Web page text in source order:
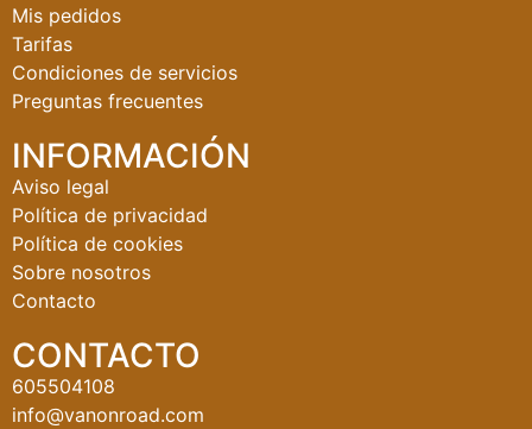
Mis pedidos
Tarifas
Condiciones de servicios
Preguntas frecuentes
INFORMACIÓN
Aviso legal
Política de privacidad
Política de cookies
Sobre nosotros
Contacto
CONTACTO
605504108
info@vanonroad.com